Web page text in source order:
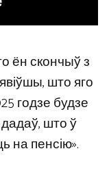
ён скончыў з
што яго
годзе будзе
што ў
на пенсію».